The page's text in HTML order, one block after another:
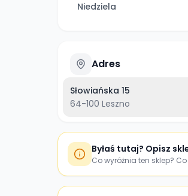
Niedziela
Adres
Słowiańska 15
64-100 Leszno
Byłaś tutaj? Opisz
Co wyróżnia ten sklep?